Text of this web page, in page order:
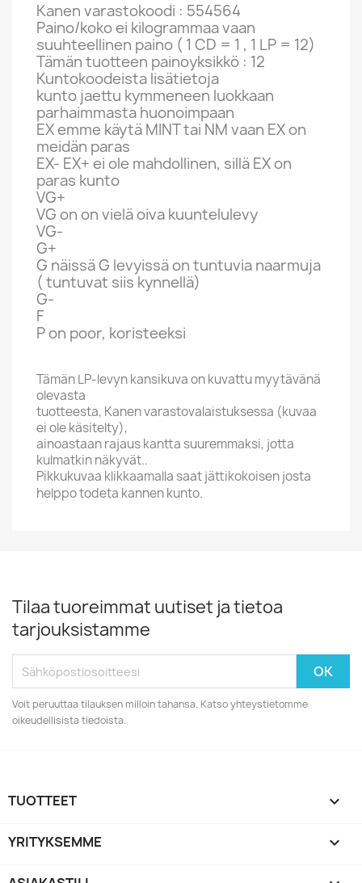
Kanen varastokoodi : 554564
Paino/koko ei kilogrammaa vaan
suuhteellinen paino ( 1 CD = 1 , 1 LP = 12)
Tämän tuotteen painoyksikkö : 12
Kuntokoodeista lisätietoja
kunto jaettu kymmeneen luokkaan
parhaimmasta huonoimpaan
EX emme käytä MINT tai NM vaan EX on
meidän paras
EX- EX+ ei ole mahdollinen, sillä EX on
paras kunto
VG+
VG on on vielä oiva kuuntelulevy
VG-
G+
G näissä G levyissä on tuntuvia naarmuja
( tuntuvat siis kynnellä)
G-
F
P on poor, koristeeksi
Tämän LP-levyn kansikuva on kuvattu myytävänä
olevasta
tuotteesta, Kanen varastovalaistuksessa (kuvaa
ei ole käsitelty),
ainoastaan rajaus kantta suuremmaksi, jotta
kulmatkin näkyvät..
Pikkukuvaa klikkaamalla saat jättikokoisen josta
helppo todeta kannen kunto.
Tilaa tuoreimmat uutiset ja tietoa
tarjouksistamme
Voit peruuttaa tilauksen milloin tahansa. Katso yhteystietomme
oikeudellisista tiedoista.
TUOTTEET 
YRITYKSEMME 